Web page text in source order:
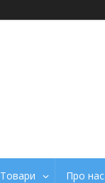
Товари Про нас